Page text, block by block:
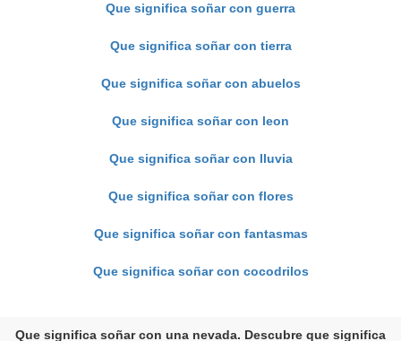
Que significa soñar con guerra
Que significa soñar con tierra
Que significa soñar con abuelos
Que significa soñar con leon
Que significa soñar con lluvia
Que significa soñar con flores
Que significa soñar con fantasmas
Que significa soñar con cocodrilos
Que significa soñar con una nevada. Descubre que significa